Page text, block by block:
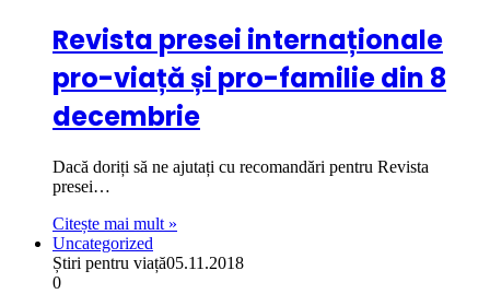
Revista presei internaționale
pro-viață și pro-familie din 8
decembrie
Dacă doriți să ne ajutați cu recomandări pentru Revista
presei…
Citește mai mult »
Uncategorized
Știri pentru viață05.11.2018
0